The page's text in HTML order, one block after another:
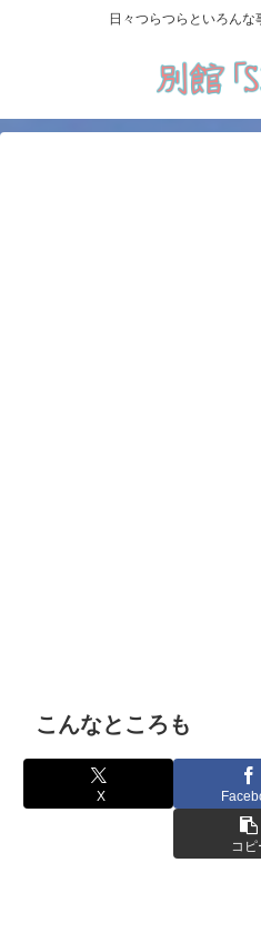
日々つらつらといろん
こんなところも
X
コピ